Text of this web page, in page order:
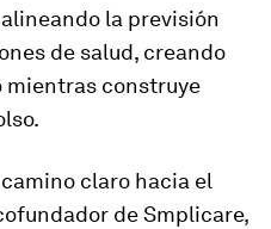
la previsión
de salud, creando
mientras construye
claro hacia el
de Smplicare,